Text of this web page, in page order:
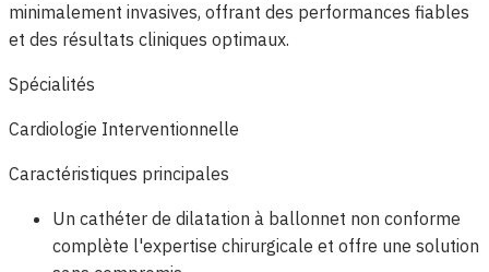
minimalement invasives, offrant des performances fiables
et des résultats cliniques optimaux.
Spécialités
Cardiologie Interventionnelle
Caractéristiques principales
Un cathéter de dilatation à ballonnet non conforme
complète l'expertise chirurgicale et offre une solution